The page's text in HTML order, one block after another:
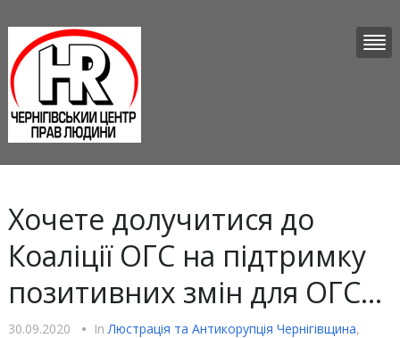
Хочете долучитися до
Коаліції ОГС на підтримку
позитивних змін для ОГС…
30.09.2020 • InЛюстрацiя та Антикорупцiя Чернігівщина,